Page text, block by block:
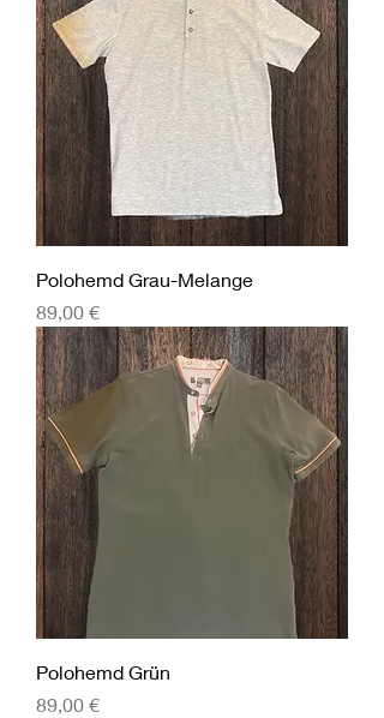
Polohemd Grau-Melange
Preis
89,00 €
Polohemd Grün
Preis
89,00 €